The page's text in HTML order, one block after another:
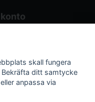
dig
räkneverktyg
skall fungera
ditt samtycke
anpassa via